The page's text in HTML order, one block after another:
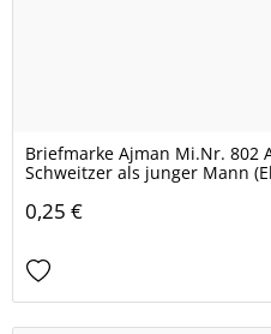
Briefmarke Ajman Mi.Nr. 802
Schweitzer als junger Mann
0,25 €